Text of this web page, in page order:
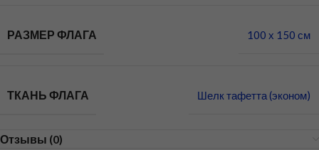
РАЗМЕР ФЛАГА 100 х 150 см
ТКАНЬ ФЛАГА Шелк тафетта (эконом)
Отзывы (0)